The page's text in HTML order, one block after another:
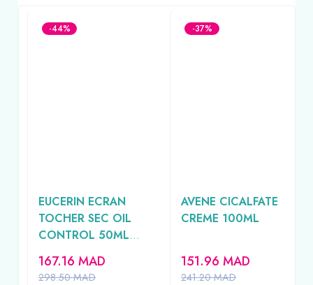
-44%
EUCERIN ECRAN
TOCHER SEC OIL
CONTROL 50ML
REF69767
298.50MAD
167.16 MAD
-37%
AVENE CICALFATE
CREME 100ML
241.20MAD
151.96 MAD